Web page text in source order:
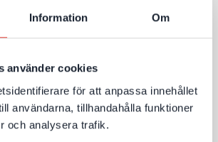
Information Om
använder cookies
för att anpassa innehållet
användarna, tillhandahålla funktioner
och analysera trafik.
på hur AI‑sök påverkar deras
på helt andra sätt än
har nu publicerat tydligare riktlinjer
budskapet är: mycket av det som
bra webbplats är fortfarande